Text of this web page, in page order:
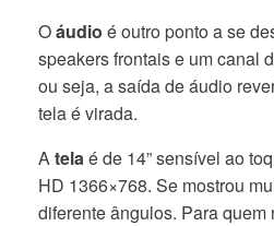
Oáudio é outro ponto a se
speakers frontais e um canal
ou seja, a saída de áudio
tela é virada.
Atelaé de 14” sensível ao
HD 1366×768. Se mostrou
diferente ângulos. Para